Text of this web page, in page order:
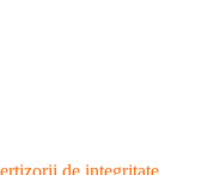
de integritate